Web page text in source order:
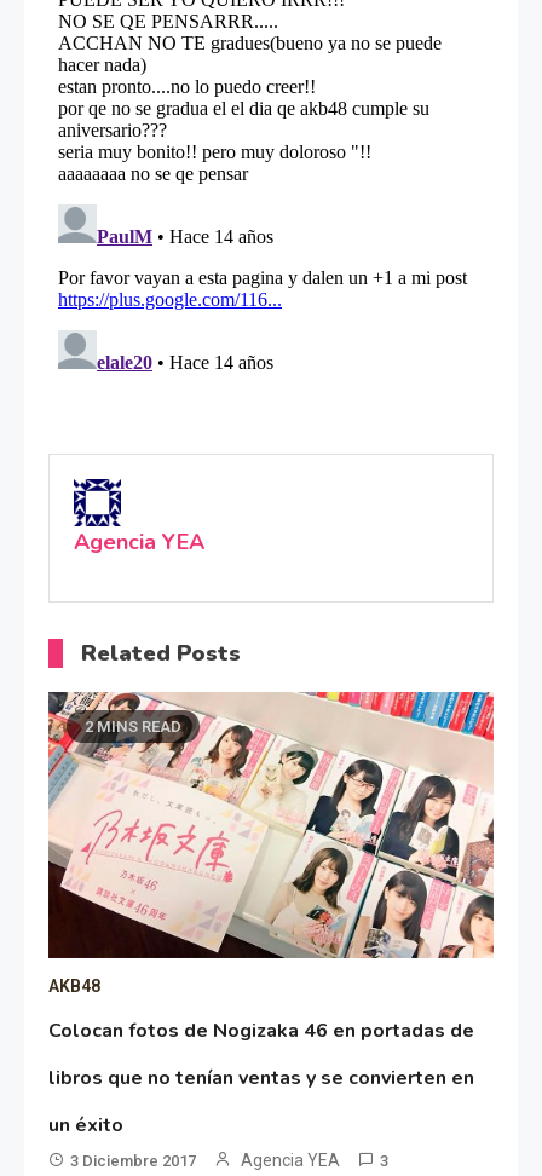
Agencia YEA
Related Posts
2 MINS READ
AKB48
Colocan fotos de Nogizaka 46 en portadas de
libros que no tenían ventas y se convierten en
un éxito
3 Diciembre 2017 Agencia YEA 3